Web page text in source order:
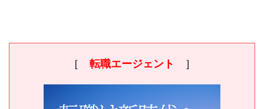
［ 転職エージェント ］